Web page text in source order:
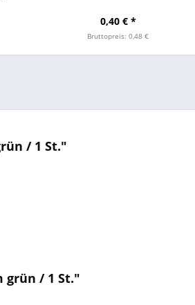
0,40 € *
Bruttopreis: 0,48 €
/ 1 St."
grün / 1 St."